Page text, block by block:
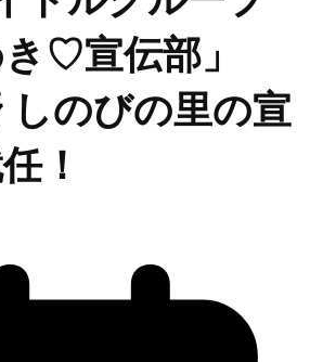
き♡宣伝部」
しのびの里の宣
！